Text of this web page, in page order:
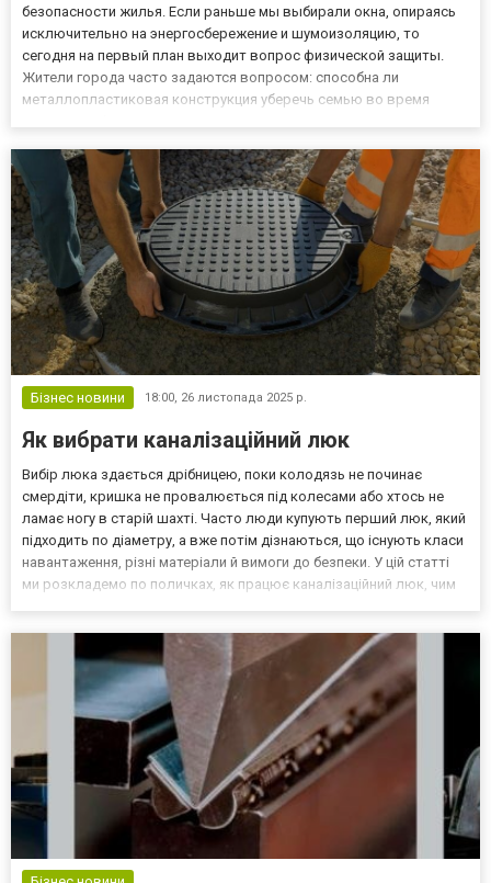
безопасности жилья. Если раньше мы выбирали окна, опираясь
исключительно на энергосбережение и шумоизоляцию, то
сегодня на первый план выходит вопрос физической защиты.
Жители города часто задаются вопросом: способна ли
металлопластиковая конструкция уберечь семью во время
окно. Однак...
Бізнес новини 18:00, 26 листопада 2025 р.
Як вибрати каналізаційний люк
Вибір люка здається дрібницею, поки колодязь не починає
смердіти, кришка не провалюється під колесами або хтось не
ламає ногу в старій шахті. Часто люди купують перший люк, який
підходить по діаметру, а вже потім дізнаються, що існують класи
навантаження, різні матеріали й вимоги до безпеки. У цій статті
ми розкладемо по поличках, як працює каналізаційний люк, чим